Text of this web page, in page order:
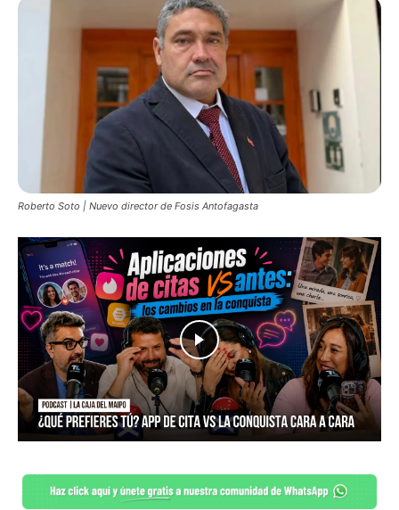
Roberto Soto | Nuevo director de Fosis Antofagasta